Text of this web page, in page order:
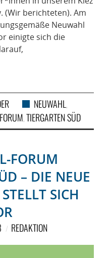
(Wir berichteten). Am
Neuwahl
einigte sich die
NEUWAHL,
,TIERGARTEN SÜD
FORUM
– DIE NEUE
SICH
REDAKTION